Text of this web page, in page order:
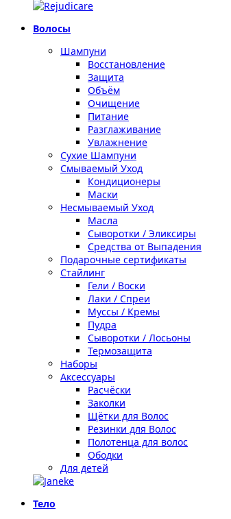
Волосы
Шампуни
Восстановление
Защита
Объём
Очищение
Питание
Разглаживание
Увлажнение
Сухие Шампуни
Смываемый Уход
Кондиционеры
Маски
Несмываемый Уход
Масла
Сыворотки / Эликсиры
Средства от Выпадения
Подарочные сертификаты
Стайлинг
Гели / Воски
Лаки / Спреи
Муссы / Кремы
Пудра
Сыворотки / Лосьоны
Термозащита
Наборы
Аксессуары
Расчёски
Заколки
Щётки для Волос
Резинки для Волос
Полотенца для волос
Ободки
Для детей
Тело